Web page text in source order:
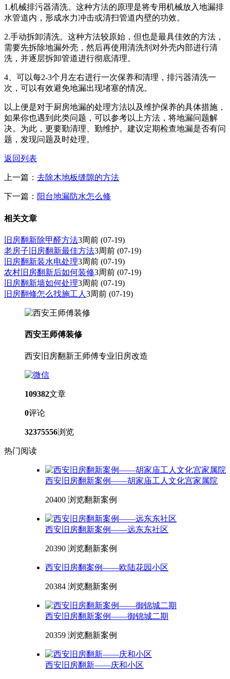
1.机械排污器清洗。这种方法的原理是将专用机械放入地漏排
水管道内，形成水力冲击或清扫管道内壁的功效。
2.手动拆卸清洗。这种方法较原始，但也是最具佳效的方法，
需要先拆除地漏外壳，然后再使用清洗剂对外壳内部进行清
洗，并逐层拆卸管道进行彻底清理。
4、可以每2-3个月左右进行一次保养和清理，排污器清洗一
次，可以有效避免地漏出现堵塞的情况。
以上便是对于厨房地漏的处理方法以及维护保养的具体措施，
如果你也遇到此类问题，可以参考以上方法，将地漏问题解
决。为此，更要勤清理、勤维护。建议定期检查地漏是否有问
题，发现问题及时处理。
返回列表
上一篇： 去除木地板缝隙的方法
下一篇： 阳台地漏防水怎么修
相关文章
旧房翻新除甲醛方法3周前 (07-19)
老房子旧房翻新最佳方法3周前 (07-19)
旧房翻新装水电处理3周前 (07-19)
农村旧房翻新后如何装修3周前 (07-19)
旧房翻新墙如何处理3周前 (07-19)
旧房翻修怎么找施工人 3周前 (07-19)
西安王师傅装修
西安旧房翻新王师傅专业旧房改造
109382文章
0评论
32375556浏览
热门阅读
西安旧房翻新案例——胡家庙工人文化宫家属院
20400 浏览翻新案例
西安旧房翻新案例——远东东社区
20390 浏览翻新案例
西安旧房翻案例——欧陆花园小区
20384 浏览翻新案例
西安旧房翻新案例——御锦城二期
20359 浏览翻新案例
西安旧房翻新——庆和小区